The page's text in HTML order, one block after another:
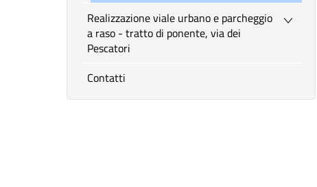
Realizzazione viale urbano e parcheggio
a raso - tratto di ponente, via dei
Pescatori
Contatti